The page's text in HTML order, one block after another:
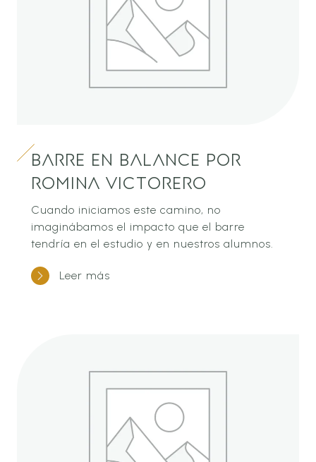
Barre en Balance por
Romina Victorero
Cuando iniciamos este camino, no
imaginábamos el impacto que el barre
tendría en el estudio y en nuestros alumnos.
Leer más